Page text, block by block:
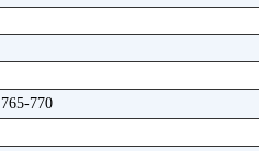
765-770